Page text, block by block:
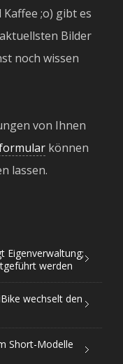
;o) gibt es
Bilder
noch wissen
von Ihnen
können
lassen.
Eigenverwaltung;
werden
wechselt den
Short-Modelle